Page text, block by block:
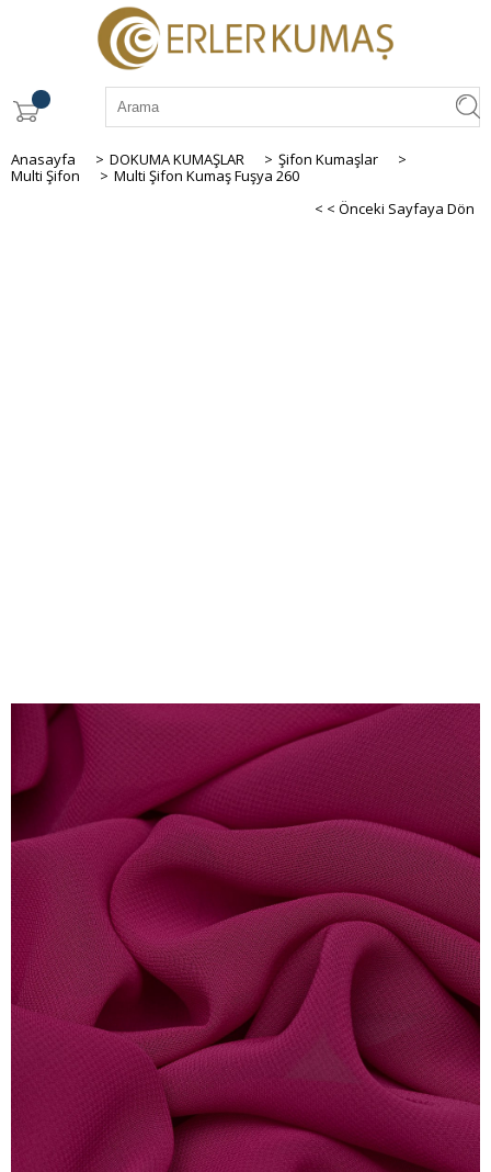
Anasayfa > DOKUMA KUMAŞLAR > Şifon Kumaşlar
>
Multi Şifon
> Multi Şifon Kumaş Fuşya 260
< < Önceki Sayfaya Dön